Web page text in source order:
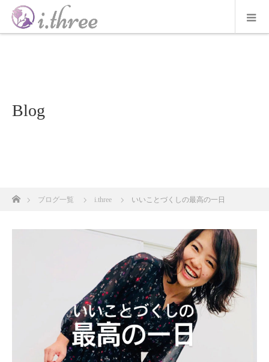
Blog
ホームブログ一覧 i.three いいことづくしの最高の一日